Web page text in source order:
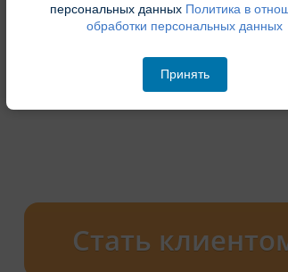
Стать
персональных данных Политика в
обработки персональных данных
Принять